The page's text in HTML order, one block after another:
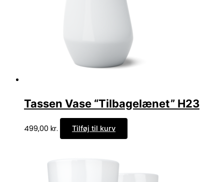
Tassen Vase “Tilbagelænet” H23
499,00 kr. Tilføj til kurv